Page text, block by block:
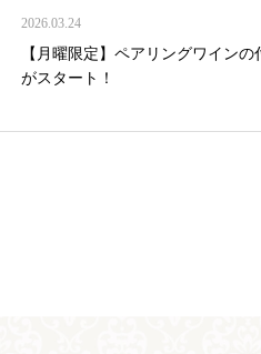
2026.03.24
【月曜限定】ペアリングワイン
がスタート！